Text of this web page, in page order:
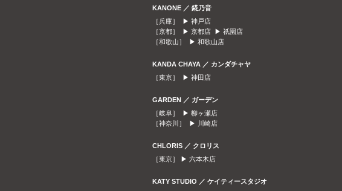
KANONE ／ 錵乃音
［兵庫］ ▶ 神戸店
［京都］ ▶ 京都店 ▶ 祇園店
［和歌山］ ▶ 和歌山店
KANDA CHAYA ／ カンダチャヤ
［東京］ ▶ 神田店
GARDEN ／ ガーデン
［岐阜］ ▶ 柳ヶ瀬店
［神奈川］ ▶
川崎店
CHLORIS ／ クロリス
［東京］ ▶ 六本木店
KATY STUDIO ／ ケイティースタジオ